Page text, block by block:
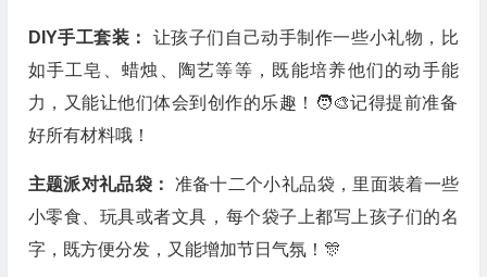
DIY手工套装： 让孩子们自己动手制作一些小礼物，比
如手工皂、蜡烛、陶艺等等，既能培养他们的动手能
力，又能让他们体会到创作的乐趣！🧑‍🎨记得提前准备
好所有材料哦！
主题派对礼品袋： 准备十二个小礼品袋，里面装着一些
小零食、玩具或者文具，每个袋子上都写上孩子们的名
字，既方便分发，又能增加节日气氛！🎊